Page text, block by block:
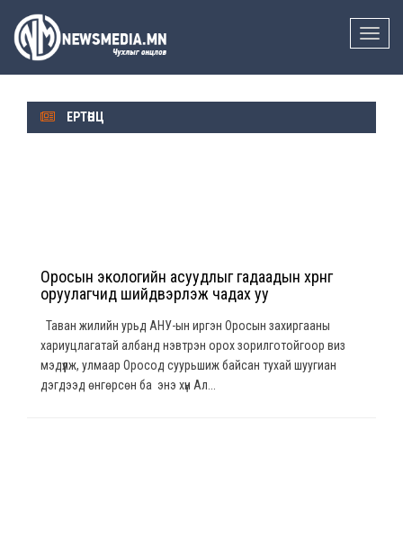
Toggle
ЕРТӨНЦ
Оросын экологийн асуудлыг гадаадын хөрөнгө
оруулагчид шийдвэрлэж чадах уу
Таван жилийн урьд АНУ-ын иргэн Оросын захиргааны
хариуцлагатай албанд нэвтрэн орох зорилготойгоор виз
мэдүүлж, улмаар Оросод суурьшиж байсан тухай шуугиан
дэгдээд өнгөрсөн ба энэ хүн Ал...